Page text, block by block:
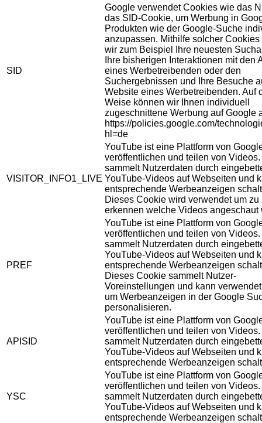
SID
Google verwendet Cookies wie das
das SID-Cookie, um Werbung in
Produkten wie der Google-Suche
anzupassen. Mithilfe solcher Cookies
wir zum Beispiel Ihre neuesten
Ihre bisherigen Interaktionen mit den
eines Werbetreibenden oder den
Suchergebnissen und Ihre Besuche
Website eines Werbetreibenden. Auf
Weise können wir Ihnen individuell
zugeschnittene Werbung auf Google
https://policies.google.com/
hl=de
VISITOR_INFO1_LIVE
YouTube ist eine Plattform von
veröffentlichen und teilen von
sammelt Nutzerdaten durch
YouTube-Videos auf Webseiten und
entsprechende Werbeanzeigen
Dieses Cookie wird verwendet um zu
erkennen welche Videos angeschaut
PREF
YouTube ist eine Plattform von
veröffentlichen und teilen von
sammelt Nutzerdaten durch
YouTube-Videos auf Webseiten und
entsprechende Werbeanzeigen
Dieses Cookie sammelt Nutzer-
Voreinstellungen und kann
um Werbeanzeigen in der Google
personalisieren.
APISID
YouTube ist eine Plattform von
veröffentlichen und teilen von
sammelt Nutzerdaten durch
YouTube-Videos auf Webseiten und
entsprechende Werbeanzeigen
YSC
YouTube ist eine Plattform von
veröffentlichen und teilen von
sammelt Nutzerdaten durch
YouTube-Videos auf Webseiten und
entsprechende Werbeanzeigen